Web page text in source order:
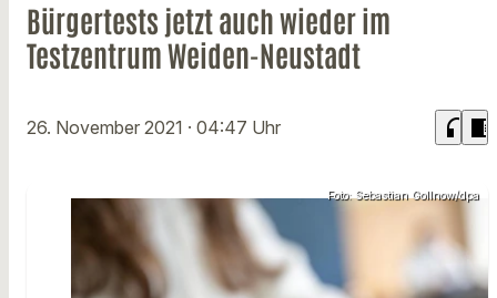
Bürgertests jetzt auch wieder im
Testzentrum Weiden-Neustadt
26. November 2021 · 04:47 Uhr headphones chrome_reader_mode
Foto: Sebastian Gollnow/dpa